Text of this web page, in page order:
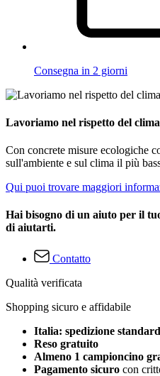
Consegna in 2 giorni
Lavoriamo nel rispetto del
Con concrete misure ecologiche
sull'ambiente e sul clima il più
Qui puoi trovare maggiori
Hai bisogno di un aiuto per il
di aiutarti.
Contatto
Qualità verificata
Shopping sicuro e affidabile
Italia: spedizione
Reso gratuito
Almeno 1 campioncino
Pagamento sicuro con